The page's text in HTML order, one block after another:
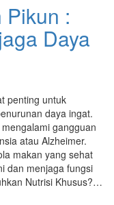
:
Daya
penting untuk
daya ingat.
gangguan
atau Alzheimer.
makan yang sehat
dan menjaga fungsi
Nutrisi Khusus?…